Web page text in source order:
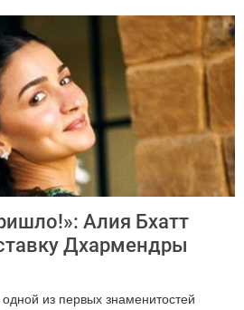
Алия Бхатт
Дхармендры
из первых знаменитостей